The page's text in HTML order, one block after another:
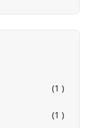
(1 )
(1 )